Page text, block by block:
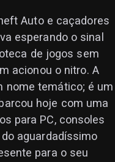
Auto e caçadores
esperando o sinal
de jogos sem
acionou o nitro. A
nome temático; é um
hoje com uma
para PC, consoles
aguardadíssimo
para o seu